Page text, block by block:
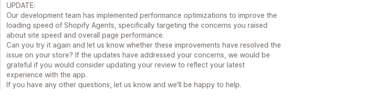
UPDATE:
Our development team has implemented performance optimizations to improve the
loading speed of Shopify Agents, specifically targeting the concerns you raised
about site speed and overall page performance.
Can you try it again and let us know whether these improvements have resolved the
issue on your store? If the updates have addressed your concerns, we would be
grateful if you would consider updating your review to reflect your latest
experience with the app.
If you have any other questions, let us know and we'll be happy to help.